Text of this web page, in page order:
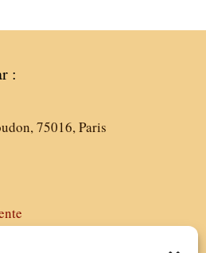
:
75016, Paris